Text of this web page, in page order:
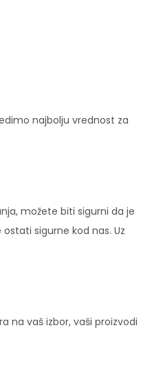
najbolju vrednost za
možete biti sigurni da je
sigurne kod nas. Uz
na vaš izbor, vaši proizvodi